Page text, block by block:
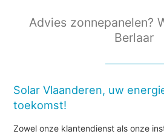
Advies zonnepanelen?
Berlaar
Solar Vlaanderen, uw
toekomst!
Zowel onze klantendienst als onze